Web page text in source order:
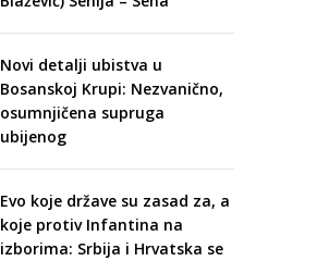
Novi detalji ubistva u
Bosanskoj Krupi: Nezvanično,
osumnjičena supruga
ubijenog
Evo koje države su zasad za, a
koje protiv Infantina na
izborima: Srbija i Hrvatska se